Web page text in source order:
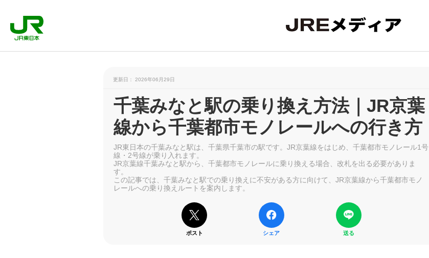
更新日： 2026年06月29日
千葉みなと駅の乗り換え方法｜JR京葉
線から千葉都市モノレールへの行き方
JR東日本の千葉みなと駅は、千葉県千葉市の駅です。JR京葉線をはじめ、千葉都市モノレール1号
線・2号線が乗り入れます。
JR京葉線千葉みなと駅から、千葉都市モノレールに乗り換える場合、改札を出る必要がありま
す。
この記事では、千葉みなと駅での乗り換えに不安がある方に向けて、JR京葉線から千葉都市モノ
レールへの乗り換えルートを案内します。
ポスト シェア 送る